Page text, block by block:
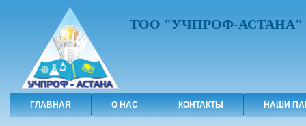
ТОО "УЧПРОФ-АСТАНА"
ГЛАВНАЯ О НАС КОНТАКТЫ НАШИ